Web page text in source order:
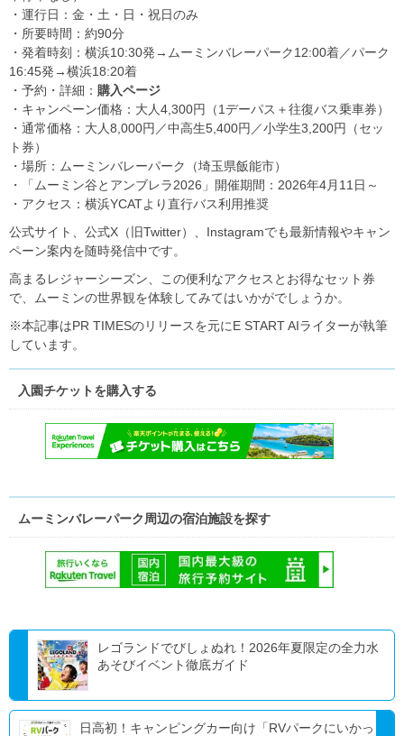
・運行日：金・土・日・祝日のみ
・所要時間：約90分
・発着時刻：横浜10:30発→ムーミンバレーパーク12:00着／パーク
16:45発→横浜18:20着
・予約・詳細： 購入ページ
・キャンペーン価格：大人4,300円（1デーパス＋往復バス乗車券）
・通常価格：大人8,000円／中高生5,400円／小学生3,200円（セッ
ト券）
・場所：ムーミンバレーパーク（埼玉県飯能市）
・「ムーミン谷とアンブレラ2026」開催期間：2026年4月11日～
・アクセス：横浜YCATより直行バス利用推奨
公式サイト、公式X（旧Twitter）、Instagramでも最新情報やキャン
ペーン案内を随時発信中です。
高まるレジャーシーズン、この便利なアクセスとお得なセット券
で、ムーミンの世界観を体験してみてはいかがでしょうか。
※本記事はPR TIMESのリリースを元にE START AIライターが執筆
しています。
入園チケットを購入する
ムーミンバレーパーク周辺の宿泊施設を探す
レゴランドでびしょぬれ！2026年夏限定の全力水
あそびイベント徹底ガイド
日高初！キャンピングカー向け「RVパークにいかっ